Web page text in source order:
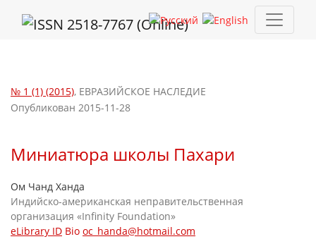
№ 1 (1) (2015), ЕВРАЗИЙСКОЕ НАСЛЕДИЕ
Миниатюра школы Пахари
Опубликован 2015-11-28
Ом Чанд Ханда
Индийско-американская неправительственная
организация «Infinity Foundation»
eLibrary ID Bio oc_handa@hotmail.com